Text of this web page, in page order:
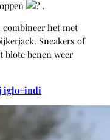
.
het met
Sneakers of
blote benen weer
iglo+indi